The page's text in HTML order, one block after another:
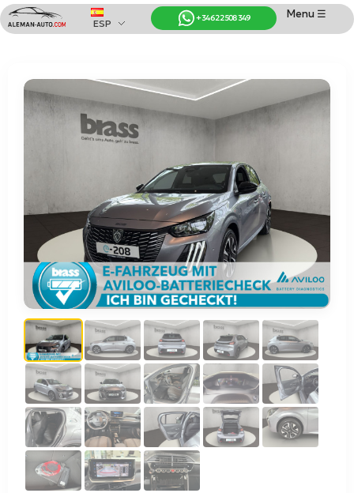
Coches de Alemania
Importación de Coches de Alemania
Menu ☰
+34 622 508 349
ESP